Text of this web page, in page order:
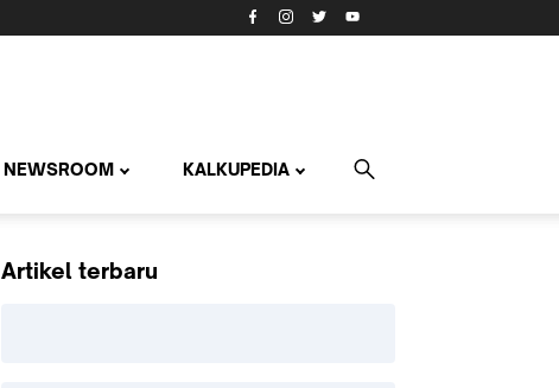
NEWSROOM KALKUPEDIA
Artikel terbaru